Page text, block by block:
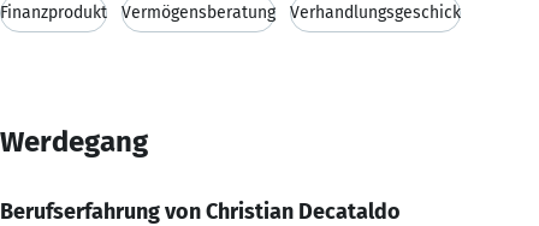
Finanzprodukt Vermögensberatung Verhandlungsgeschick
Werdegang
Berufserfahrung von Christian Decataldo